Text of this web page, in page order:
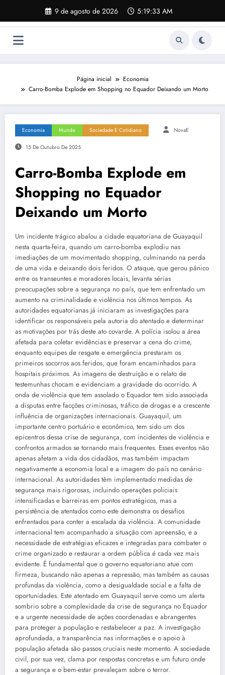
o
9 de agosto de 2026 5:19:34 AM
Página inicial
Economia
Carro-Bomba Explode em Shopping no Equador Deixando um Morto
Economia Mundo Sociedade E Cotidiano NovaE
15 De Outubro De 2025
Carro-Bomba Explode em
Shopping no Equador
Deixando um Morto
Um incidente trágico abalou a cidade equatoriana de Guayaquil
nesta quarta-feira, quando um carro-bomba explodiu nas
imediações de um movimentado shopping, culminando na perda
de uma vida e deixando dois feridos. O ataque, que gerou pânico
entre os transeuntes e moradores locais, levanta sérias
preocupações sobre a segurança no país, que tem enfrentado um
aumento na criminalidade e violência nos últimos tempos. As
autoridades equatorianas já iniciaram as investigações para
identificar os responsáveis pela autoria do atentado e determinar
as motivações por trás deste ato covarde. A polícia isolou a área
afetada para coletar evidências e preservar a cena do crime,
enquanto equipes de resgate e emergência prestaram os
primeiros socorros aos feridos, que foram encaminhados para
hospitais próximos. As imagens de destruição e o relato de
testemunhas chocam e evidenciam a gravidade do ocorrido. A
onda de violência que tem assolado o Equador tem sido associada
a disputas entre facções criminosas, tráfico de drogas e a crescente
influência de organizações internacionais. Guayaquil, um
importante centro portuário e econômico, tem sido um dos
epicentros dessa crise de segurança, com incidentes de violência e
confrontos armados se tornando mais frequentes. Esses eventos não
apenas afetam a vida dos cidadãos, mas também impactam
negativamente a economia local e a imagem do país no cenário
internacional. As autoridades têm implementado medidas de
segurança mais rigorosas, incluindo operações policiais
intensificadas e barreiras em pontos estratégicos, mas a
persistência de atentados como este demonstra os desafios
enfrentados para conter a escalada da violência. A comunidade
internacional tem acompanhado a situação com apreensão, e a
necessidade de estratégias eficazes e integradas para combater o
crime organizado e restaurar a ordem pública é cada vez mais
evidente. É fundamental que o governo equatoriano atue com
firmeza, buscando não apenas a repressão, mas também as causas
profundas da violência, como a desigualdade social e a falta de
oportunidades. Este atentado em Guayaquil serve como um alerta
sombrio sobre a complexidade da crise de segurança no Equador
e a urgente necessidade de ações coordenadas e abrangentes
para proteger a população e restabelecer a paz. A investigação
aprofundada, a transparência nas informações e o apoio à
população afetada são passos cruciais neste momento. A sociedade
civil, por sua vez, clama por respostas concretas e um futuro onde
a segurança e o bem-estar prevaleçam sobre o terror.